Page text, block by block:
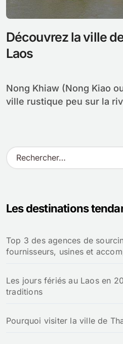
Découvrez la ville
Laos
Nong Khiaw (Nong Kiao ou Nong Kiew) est une
ville rustique peu sur la
R
e
r
e
r
Les destinations
Top 3 des agences de
fournisseurs, usines et
Les jours fériés au Laos en
traditions
Pourquoi visiter la ville de